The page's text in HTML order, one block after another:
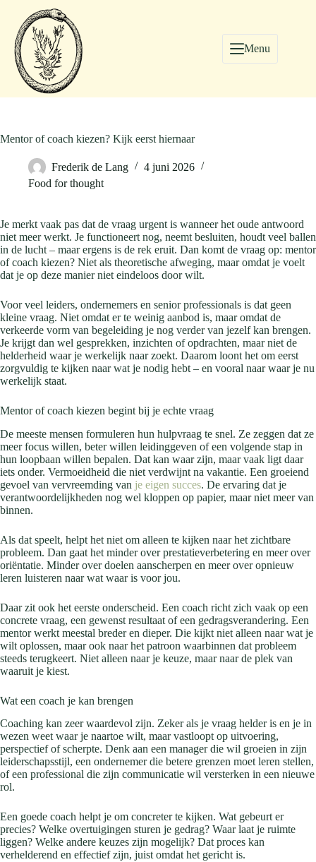
Menu
Mentor of coach kiezen? Kijk eerst hiernaar
Frederik de Lang
4 juni 2026
Food for thought
Je merkt vaak pas dat de vraag urgent is wanneer het oude antwoord
niet meer werkt. Je functioneert nog, neemt besluiten, houdt veel ballen
in de lucht – maar ergens is de rek eruit. Dan komt de vraag op: mentor
of coach kiezen? Niet als theoretische afweging, maar omdat je voelt
dat je op deze manier niet eindeloos door wilt.
Voor veel leiders, ondernemers en senior professionals is dat geen
kleine vraag. Niet omdat er te weinig aanbod is, maar omdat de
verkeerde vorm van begeleiding je nog verder van jezelf kan brengen.
Je krijgt dan wel gesprekken, inzichten of opdrachten, maar niet de
helderheid waar je werkelijk naar zoekt. Daarom loont het om eerst
zorgvuldig te kijken naar wat je nodig hebt – en vooral naar waar je nu
werkelijk staat.
Mentor of coach kiezen begint bij je echte vraag
De meeste mensen formuleren hun hulpvraag te snel. Ze zeggen dat ze
meer focus willen, beter willen leidinggeven of een volgende stap in
hun loopbaan willen bepalen. Dat kan waar zijn, maar vaak ligt daar
iets onder. Vermoeidheid die niet verdwijnt na vakantie. Een groeiend
gevoel van vervreemding van je eigen succes. De ervaring dat je
verantwoordelijkheden nog wel kloppen op papier, maar niet meer van
binnen.
Als dat speelt, helpt het niet om alleen te kijken naar het zichtbare
probleem. Dan gaat het minder over prestatieverbetering en meer over
oriëntatie. Minder over doelen aanscherpen en meer over opnieuw
leren luisteren naar wat waar is voor jou.
Daar zit ook het eerste onderscheid. Een coach richt zich vaak op een
concrete vraag, een gewenst resultaat of een gedragsverandering. Een
mentor werkt meestal breder en dieper. Die kijkt niet alleen naar wat je
wilt oplossen, maar ook naar het patroon waarbinnen dat probleem
steeds terugkeert. Niet alleen naar je keuze, maar naar de plek van
waaruit je kiest.
Wat een coach je kan brengen
Coaching kan zeer waardevol zijn. Zeker als je vraag helder is en je in
wezen weet waar je naartoe wilt, maar vastloopt op uitvoering,
perspectief of scherpte. Denk aan een manager die wil groeien in zijn
leiderschapsstijl, een ondernemer die betere grenzen moet leren stellen,
of een professional die zijn communicatie wil versterken in een nieuwe
rol.
Een goede coach helpt je om concreter te kijken. Wat gebeurt er
precies? Welke overtuigingen sturen je gedrag? Waar laat je ruimte
liggen? Welke andere keuzes zijn mogelijk? Dat proces kan
verhelderend en effectief zijn, juist omdat het gericht is.